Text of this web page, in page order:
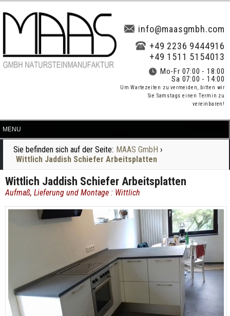
info@maasgmbh.com
+49 2236 9444916
+49 1511 5154013
Mo-Fr 07:00 - 18:00
Sa 07:00 - 14:00
Um Wartezeiten zu vermeiden, bitten wir
Sie Samstags einen Termin zu
vereinbaren!
Sie befinden sich auf der Seite: MAAS GmbH ›
Wittlich Jaddish Schiefer Arbeitsplatten
Wittlich Jaddish Schiefer Arbeitsplatten
Aufmaß, Lieferung und Montage : Wittlich